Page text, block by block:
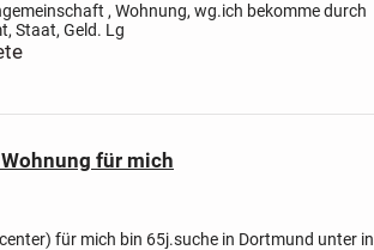
, Wohnung, wg.ich bekomme durch
Staat, Geld. Lg
für mich
für mich bin 65j.suche in Dortmund unter in